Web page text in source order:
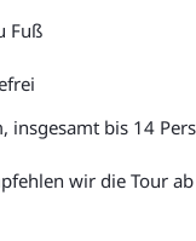
Fuß
insgesamt bis 14
wir die Tour ab